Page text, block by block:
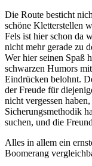
Die Route besticht
schöne Kletterstellen
Fels ist hier schon da
nicht mehr gerade zu
Wer hier seinen Spaß
schwarzen Humors
Eindrücken belohnt.
der Freude für
nicht vergessen
Sicherungsmethodik
suchen, und die
Alles in allem ein
Boomerang